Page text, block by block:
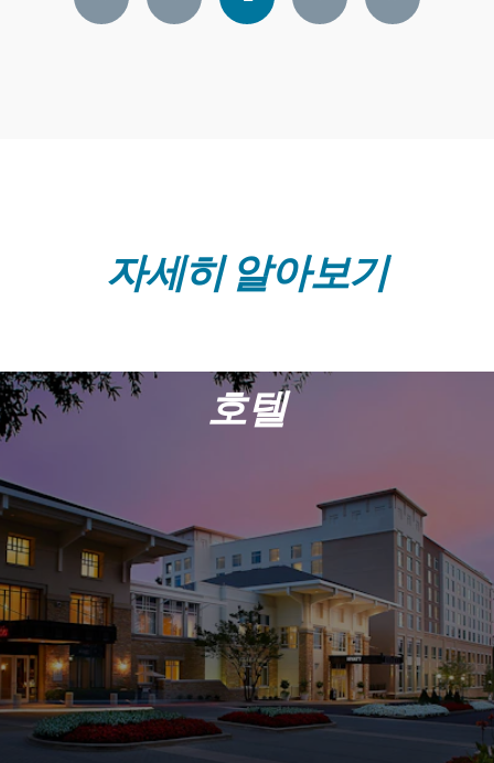
자세히 알아보기
호텔